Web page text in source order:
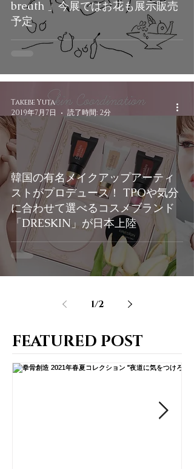
breath 」今展ではお花も展示販売
予定
韓国の有名メイクアップアーティ
ストがプロデュース！ TPOや気分
に合わせて選べるコスメブランド
「DRESKIN」が日本上陸
Takebe Yuta
2019年7月7日
読了時間: 2分
1/2
FEATURED POST